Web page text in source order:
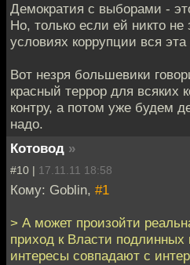
Демократия с выборами -
Но, только если ей никто не
условиях коррупции вся эта
Вот незря большевики
красный террор для всяких
контру, а потом уже будем
надо.
Котовод »
#10 | 17.11.11 18:58
Кому: Goblin, #1
> А может произойти
приход к Власти подлинных
интересы совпадают с